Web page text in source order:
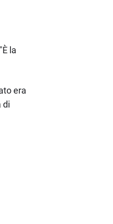
la
era
di